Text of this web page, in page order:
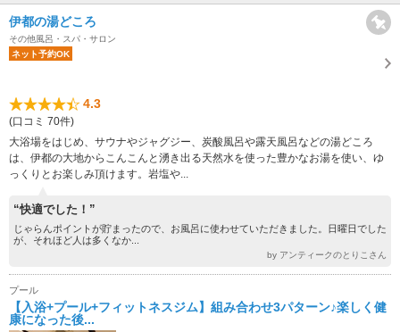
伊都の湯どころ
その他風呂・スパ・サロン
ネット予約OK
4.3
(口コミ 70件)
大浴場をはじめ、サウナやジャグジー、炭酸風呂や露天風呂などの湯どころ
は、伊都の大地からこんこんと湧き出る天然水を使った豊かなお湯を使い、ゆ
っくりとお楽しみ頂けます。岩塩や...
“快適でした！”
じゃらんポイントが貯まったので、お風呂に使わせていただきました。日曜日でした
が、それほど人は多くなか...
by アンティークのとりこさん
プール
【入浴+プール+フィットネスジム】組み合わせ3パターン♪楽しく健
康になった後...